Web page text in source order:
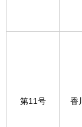
第11号 香